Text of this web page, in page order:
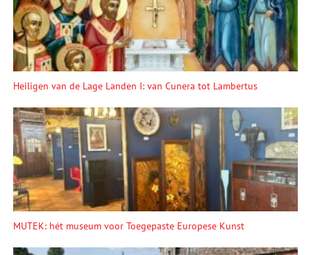
Heiligen van de Lage Landen I: van Cunera tot Lambertus
MUTEK: hét museum voor Toegepaste Europese Kunst